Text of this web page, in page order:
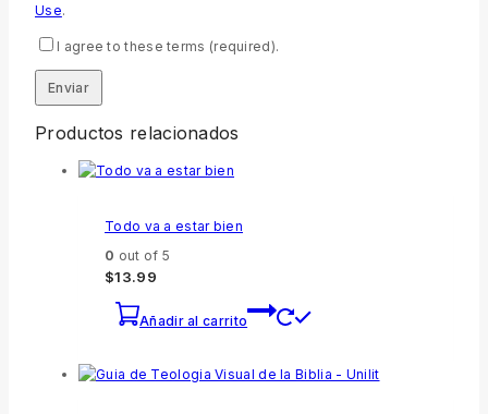
Use.
I agree to these terms (required).
Productos relacionados
Todo va a estar bien
0 out of 5
$13.99
Añadir al carrito